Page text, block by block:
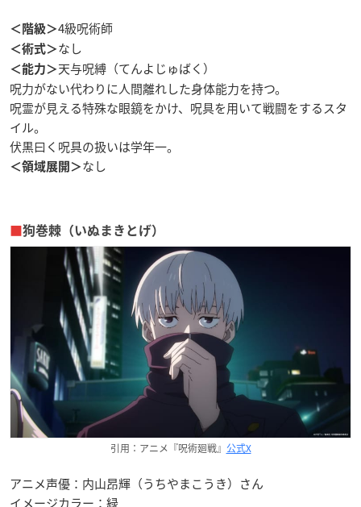
＜階級＞4級呪術師
＜術式＞なし
＜能力＞天与呪縛（てんよじゅばく）
呪力がない代わりに人間離れした身体能力を持つ。
呪霊が見える特殊な眼鏡をかけ、呪具を用いて戦闘をするスタ
イル。
伏黒曰く呪具の扱いは学年一。
＜領域展開＞なし
狗巻棘（いぬまきとげ）
引用：アニメ『呪術廻戦』 公式X
アニメ声優：内山昂輝（うちやまこうき）さん
イメージカラー：緑